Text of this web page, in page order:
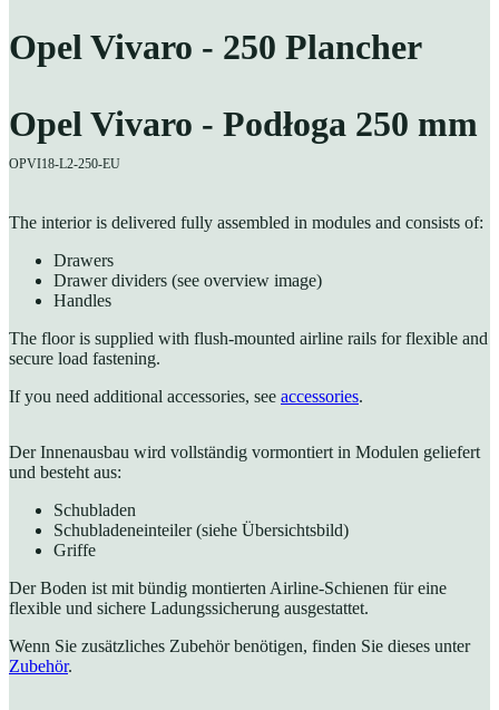
Opel Vivaro - 250 Plancher
Opel Vivaro - Podłoga 250 mm
OPVI18-L2-250-EU
The interior is delivered fully assembled in modules and consists of:
Drawers
Drawer dividers (see overview image)
Handles
The floor is supplied with flush-mounted airline rails for flexible and
secure load fastening.
If you need additional accessories, see accessories.
Der Innenausbau wird vollständig vormontiert in Modulen geliefert
und besteht aus:
Schubladen
Schubladeneinteiler (siehe Übersichtsbild)
Griffe
Der Boden ist mit bündig montierten Airline-Schienen für eine
flexible und sichere Ladungssicherung ausgestattet.
Wenn Sie zusätzliches Zubehör benötigen, finden Sie dieses unter
Zubehör.